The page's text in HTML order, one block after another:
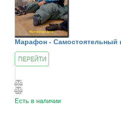
Марафон - Самостоятельный
ПЕРЕЙТИ
Есть в наличии